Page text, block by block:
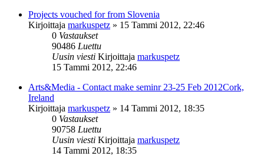
Projects vouched for from Slovenia
Kirjoittaja markuspetz » 15 Tammi 2012, 22:46
0 Vastaukset
90486 Luettu
Uusin viesti Kirjoittaja markuspetz
15 Tammi 2012, 22:46
Arts&Media - Contact make seminr 23-25 Feb 2012Cork,
Ireland
Kirjoittaja markuspetz » 14 Tammi 2012, 18:35
0 Vastaukset
90758 Luettu
Uusin viesti Kirjoittaja markuspetz
14 Tammi 2012, 18:35